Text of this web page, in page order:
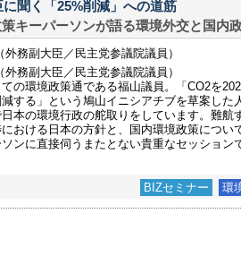
聞く「25%削減」への道筋
キーパーソンが語る環境外交と国内
外務副大臣／民主党参議院議員）
外務副大臣／民主党参議院議員）
の環境政策通である福山議員。「CO2を
減する」という鳩山イニシアチブを草案した
本の環境行政の舵取りをしています。難航
おける日本の方針と、国内環境政策につい
ンに直接伺うまたとない貴重なセッション
BIZセミナー 環